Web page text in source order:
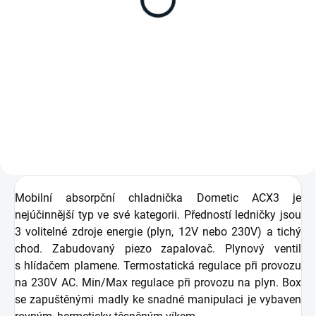
Mobilní absorpční chladnička Dometic ACX3 je
nejúčinnější typ ve své kategorii. Předností ledničky jsou
3 volitelné zdroje energie (plyn, 12V nebo 230V) a tichý
chod. Zabudovaný piezo zapalovač. Plynový ventil
s hlídačem plamene. Termostatická regulace při provozu
na 230V AC. Min/Max regulace při provozu na plyn. Box
se zapuštěnými madly ke snadné manipulaci je vybaven